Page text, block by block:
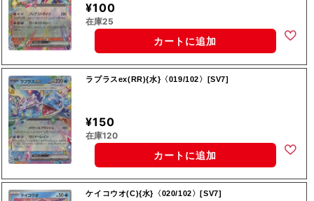
¥100
在庫25
カートに追加
ラプラスex(RR){水}〈019/102〉[SV7]
¥150
在庫120
カートに追加
ケイコウオ(C){水}〈020/102〉[SV7]